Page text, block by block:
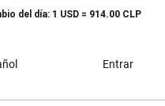
del día: 1 USD = 914.00 CLP
Entrar